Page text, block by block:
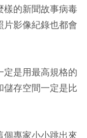
樣的新聞故事病毒
片影像紀錄也都會
定是用最高規格的
儲存空間一定是比
個專家小小跳出來